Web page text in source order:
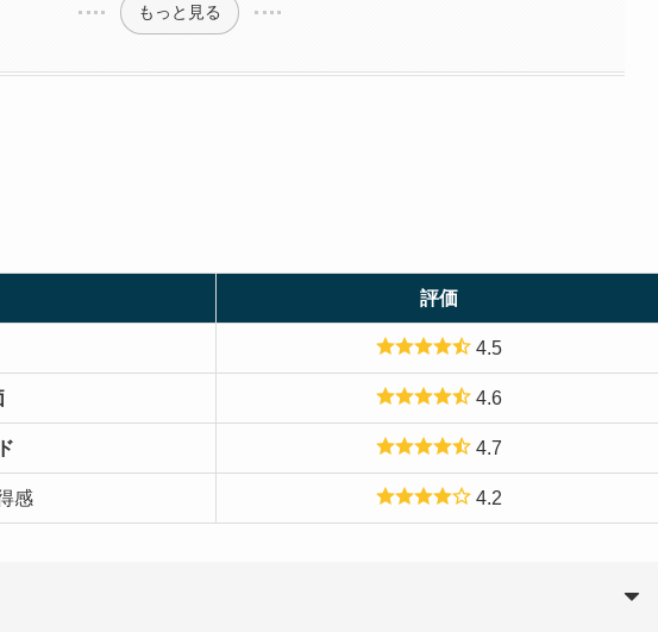
もっと見る
評価
4.5
4.6
4.7
感 4.2